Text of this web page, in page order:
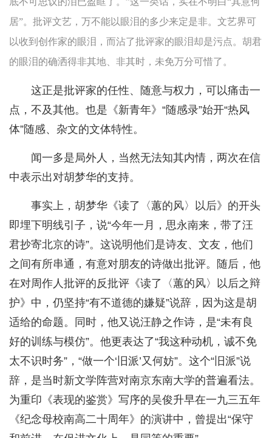
居”。批评文艺，万不能以眼泪的多少来定是非。文艺界可
以收到创作家的眼泪，而沾了批评家的眼泪却是污点。胡君
的眼泪的确洒得非其地、非其时，未免万分可惜了。
这正是批评家的任性、随意与权力，可以痛击一
点，不及其他。也是《新青年》“随感录”始开“热风
体”随感、杂文的文体特性。
闻一多是局外人，当然无法知其内情，两次在信
中表示出对胡梦华的支持。
事实上，胡梦华《读了〈蕙的风〉以后》的开头
即埋下明线引子，说“今年一月，思永南来，带了汪
君抄寄北京的诗”。这说明他们是诗友、文友，他们
之间有所串通，有意对朋友的诗做出批评。随后，他
在对周作人批评的反批评《读了〈蕙的风〉以后之辩
护》中，仍坚持“有不道德的嫌疑”说辞，因为这是胡
适给的命题。同时，他又说汪静之作诗，是“未有良
好的训练与模仿”。他更表达了“我这种动机，诚不免
太不识时务”，“做一个‘旧派’又何妨”。这个“旧派”说
辞，是当时新文学阵营对南京东南大学的普遍看法。
为重印《表现的鉴赏》写序的吴俊升早在一九三五年
《纪念母校南高二十周年》的演讲中，曾提出“保守